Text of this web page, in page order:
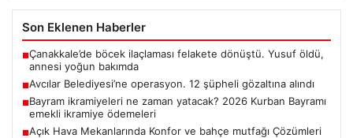
Son Eklenen Haberler
■Çanakkale’de böcek ilaçlaması felakete dönüştü. Yusuf öldü,
annesi yoğun bakımda
■Avcılar Belediyesi’ne operasyon. 12 şüpheli gözaltına alındı
■Bayram ikramiyeleri ne zaman yatacak? 2026 Kurban Bayramı
emekli ikramiye ödemeleri
■Açık Hava Mekanlarında Konfor ve bahçe mutfağı Çözümleri